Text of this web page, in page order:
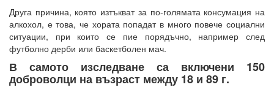
Друга причина, която изтъкват за по-голямата консумация на
алкохол, е това, че хората попадат в много повече социални
ситуации, при които се пие порядъчно, например след
футболно дерби или баскетболен мач.
В самото изследване са включени 150
доброволци на възраст между 18 и 89 г.